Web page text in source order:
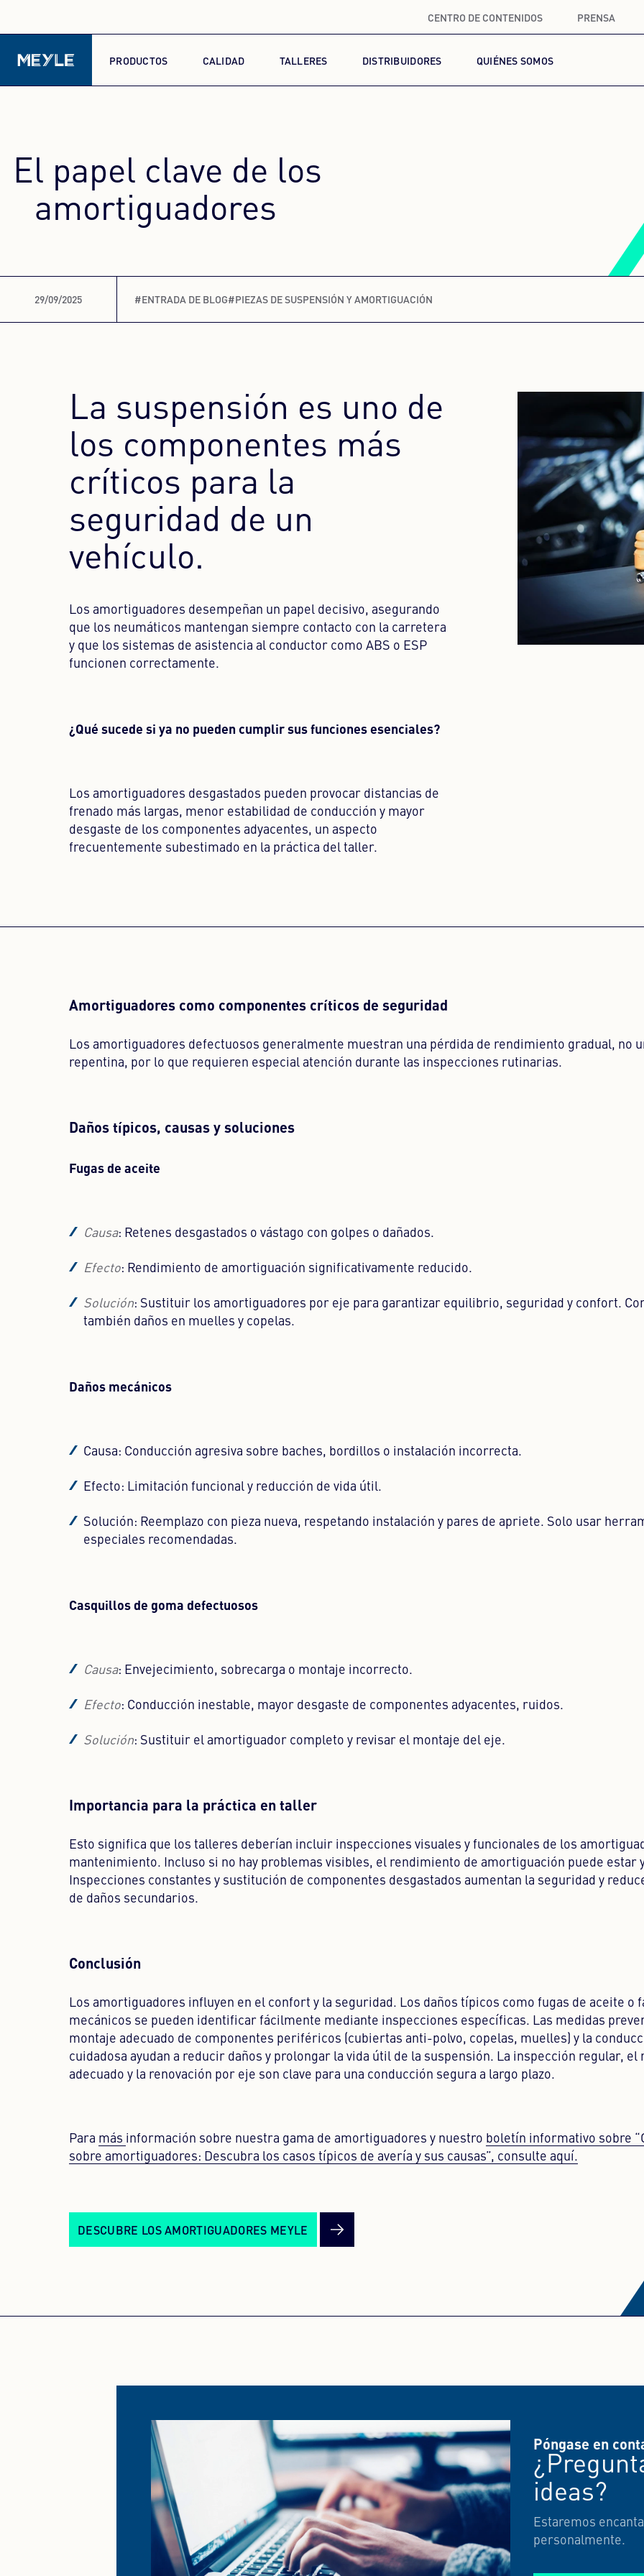
CENTRO DE CONTENIDOS PRENSA
PRODUCTOS CALIDAD TALLERES DISTRIBUIDORES QUIÉNES SOMOS
El papel clave de los
amortiguadores
29/09/2025 #ENTRADA DE BLOG#PIEZAS DE SUSPENSIÓN Y AMORTIGUACIÓN
La suspensión es uno de
los componentes más
críticos para la
seguridad de un
vehículo.
Los amortiguadores desempeñan un papel decisivo, asegurando
que los neumáticos mantengan siempre contacto con la carretera
y que los sistemas de asistencia al conductor como ABS o ESP
funcionen correctamente.
¿Qué sucede si ya no pueden cumplir sus funciones esenciales?
Los amortiguadores desgastados pueden provocar distancias de
frenado más largas, menor estabilidad de conducción y mayor
desgaste de los componentes adyacentes, un aspecto
frecuentemente subestimado en la práctica del taller.
Amortiguadores como componentes críticos de seguridad
Los amortiguadores defectuosos generalmente muestran una pérdida de rendimiento gradual, no
repentina, por lo que requieren especial atención durante las inspecciones rutinarias.
Daños típicos, causas y soluciones
Fugas de aceite
Causa: Retenes desgastados o vástago con golpes o dañados.
Efecto: Rendimiento de amortiguación significativamente reducido.
Solución: Sustituir los amortiguadores por eje para garantizar equilibrio, seguridad y confort.
también daños en muelles y copelas.
Daños mecánicos
Causa: Conducción agresiva sobre baches, bordillos o instalación incorrecta.
Efecto: Limitación funcional y reducción de vida útil.
Solución: Reemplazo con pieza nueva, respetando instalación y pares de apriete. Solo usar
especiales recomendadas.
Casquillos de goma defectuosos
Causa: Envejecimiento, sobrecarga o montaje incorrecto.
Efecto: Conducción inestable, mayor desgaste de componentes adyacentes, ruidos.
Solución: Sustituir el amortiguador completo y revisar el montaje del eje.
Importancia para la práctica en taller
Esto significa que los talleres deberían incluir inspecciones visuales y funcionales de los
mantenimiento. Incluso si no hay problemas visibles, el rendimiento de amortiguación puede estar
Inspecciones constantes y sustitución de componentes desgastados aumentan la seguridad y
de daños secundarios.
Conclusión
Los amortiguadores influyen en el confort y la seguridad. Los daños típicos como fugas de aceite o
mecánicos se pueden identificar fácilmente mediante inspecciones específicas. Las medidas
montaje adecuado de componentes periféricos (cubiertas anti-polvo, copelas, muelles) y la
cuidadosa ayudan a reducir daños y prolongar la vida útil de la suspensión. La inspección regular, el
adecuado y la renovación por eje son clave para una conducción segura a largo plazo.
Para más información sobre nuestra gama de amortiguadores y nuestro boletín informativo sobre
sobre amortiguadores: Descubra los casos típicos de avería y sus causas”, consulte aquí.
DESCUBRE LOS AMORTIGUADORES MEYLE
Póngase en
ideas?
Estaremos
personalmente.